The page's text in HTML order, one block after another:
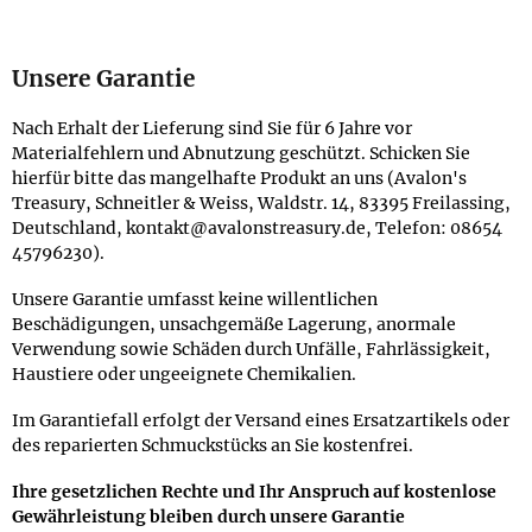
Unsere Garantie
Nach Erhalt der Lieferung sind Sie für 6 Jahre vor
Materialfehlern und Abnutzung geschützt. Schicken Sie
hierfür bitte das mangelhafte Produkt an uns (Avalon's
Treasury, Schneitler & Weiss, Waldstr. 14, 83395 Freilassing,
Deutschland, kontakt@avalonstreasury.de, Telefon: 08654
45796230).
Unsere Garantie umfasst keine willentlichen
Beschädigungen, unsachgemäße Lagerung, anormale
Verwendung sowie Schäden durch Unfälle, Fahrlässigkeit,
Haustiere oder ungeeignete Chemikalien.
Im Garantiefall erfolgt der Versand eines Ersatzartikels oder
des reparierten Schmuckstücks an Sie kostenfrei.
Ihre gesetzlichen Rechte und Ihr Anspruch auf kostenlose
Gewährleistung bleiben durch unsere Garantie